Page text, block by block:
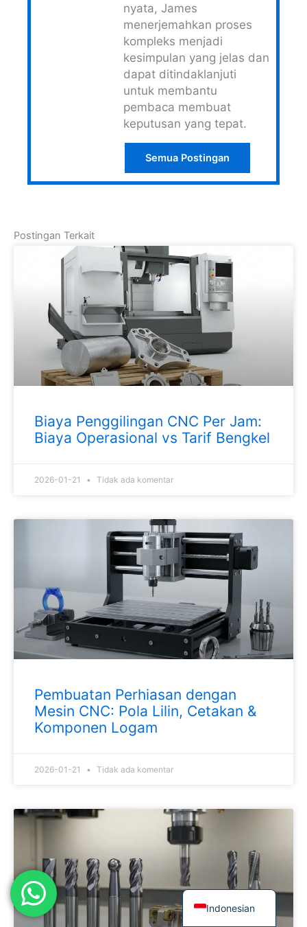
nyata, James
menerjemahkan proses
kompleks menjadi
kesimpulan yang jelas dan
dapat ditindaklanjuti
untuk membantu
pembaca membuat
keputusan yang tepat.
Semua Postingan
Postingan Terkait
Biaya Penggilingan CNC Per Jam:
Biaya Operasional vs Tarif Bengkel
2026-01-21 Tidak ada komentar
Pembuatan Perhiasan dengan
Mesin CNC: Pola Lilin, Cetakan &
Komponen Logam
2026-01-21 Tidak ada komentar
Indonesian
English
Arabic
Portuguese
Spanish
Japanese